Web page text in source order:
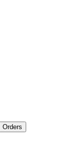
Orders